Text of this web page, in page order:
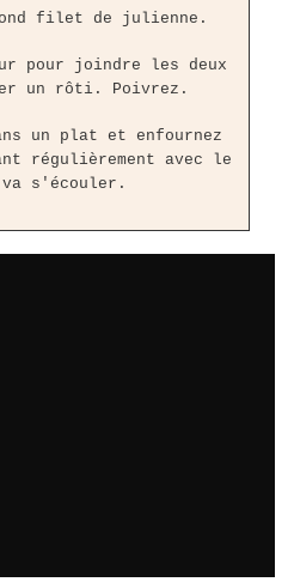
filet de julienne.
pour joindre les deux
un rôti. Poivrez.
un plat et enfournez
régulièrement avec le
s'écouler.